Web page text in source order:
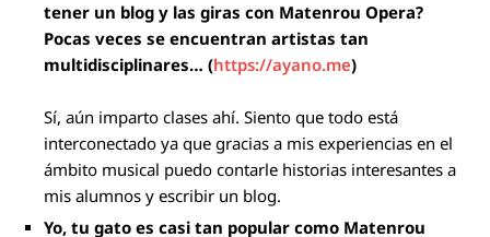
tener un blog y las giras con Matenrou Opera?
Pocas veces se encuentran artistas tan
multidisciplinares… (https://ayano.me)
Sí, aún imparto clases ahí. Siento que todo está
interconectado ya que gracias a mis experiencias en el
ámbito musical puedo contarle historias interesantes a
mis alumnos y escribir un blog.
Yo, tu gato es casi tan popular como Matenrou